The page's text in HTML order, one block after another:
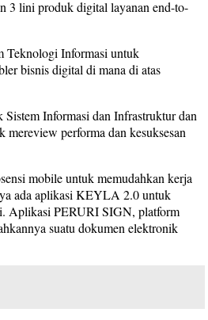
3 lini produk digital layanan end-to-
Teknologi Informasi untuk
bisnis digital di mana di atas
Informasi dan Infrastruktur dan
performa dan kesuksesan
mobile untuk memudahkan kerja
ada aplikasi KEYLA 2.0 untuk
Aplikasi PERURI SIGN, platform
suatu dokumen elektronik